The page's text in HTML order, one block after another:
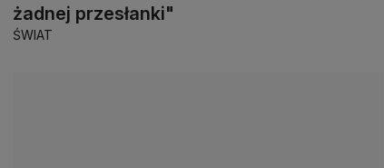
żadnej przesłanki"
ŚWIAT